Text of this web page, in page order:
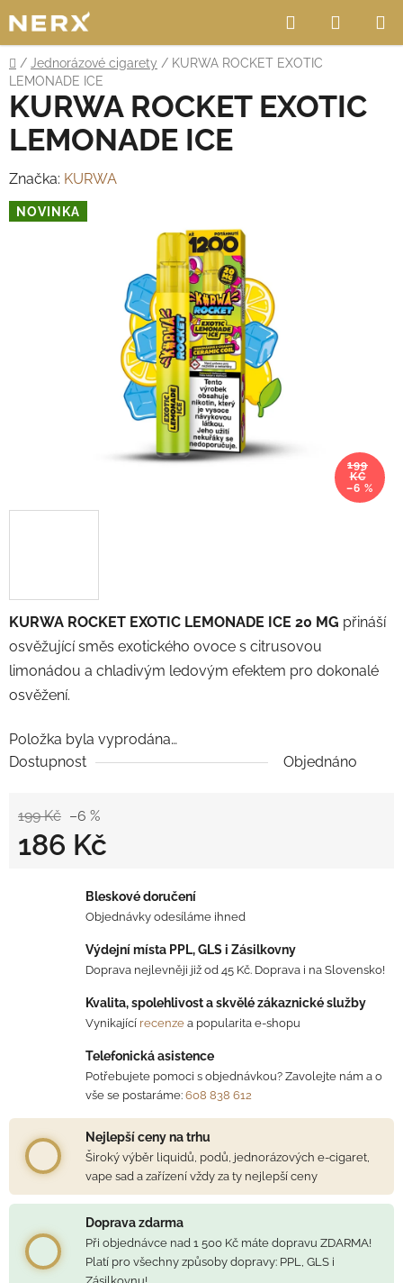
na
obsah
Hledat
KOŠÍK
Domů
/ Jednorázové cigarety / KURWA ROCKET EXOTIC
LEMONADE ICE
KURWA ROCKET EXOTIC LEMONADE ICE 20 MG přináší
osvěžující směs exotického ovoce s citrusovou
limonádou a chladivým ledovým efektem pro dokonalé
osvěžení.
Položka byla vyprodána…
Dostupnost
Objednáno
199 Kč –6 %
186 Kč
KURWA ROCKET EXOTIC
LEMONADE ICE
Značka: KURWA
NOVINKA
199
KČ
–6 %
Bleskové doručení
Objednávky odesíláme ihned
Výdejní místa PPL, GLS i Zásilkovny
Doprava nejlevněji již od 45 Kč. Doprava i na Slovensko!
Kvalita, spolehlivost a skvělé zákaznické služby
Vynikající recenze a popularita e-shopu
Telefonická asistence
Potřebujete pomoci s objednávkou? Zavolejte nám a o
vše se postaráme: 608 838 612
Nejlepší ceny na trhu
Široký výběr liquidů, podů, jednorázových e-cigaret,
vape sad a zařízení vždy za ty nejlepší ceny
Doprava zdarma
Při objednávce nad 1 500 Kč máte dopravu ZDARMA!
Platí pro všechny způsoby dopravy: PPL, GLS i